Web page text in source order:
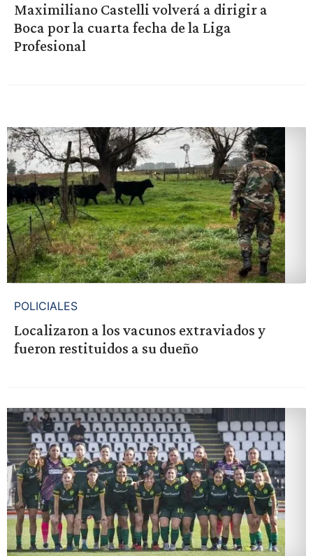
Maximiliano Castelli volverá a dirigir a
Boca por la cuarta fecha de la Liga
Profesional
POLICIALES
Localizaron a los vacunos extraviados y
fueron restituidos a su dueño